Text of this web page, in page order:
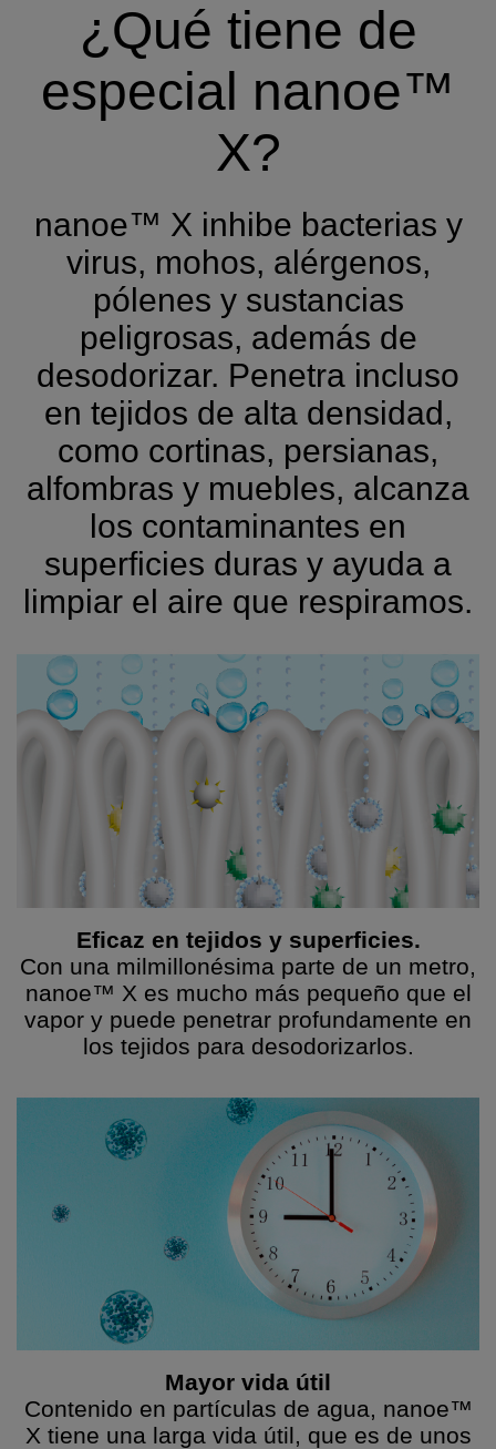
¿Qué tiene de
especial nanoe™
X?
nanoe™ X inhibe bacterias y
virus, mohos, alérgenos,
pólenes y sustancias
peligrosas, además de
desodorizar. Penetra incluso
en tejidos de alta densidad,
como cortinas, persianas,
alfombras y muebles, alcanza
los contaminantes en
superficies duras y ayuda a
limpiar el aire que respiramos.
Eficaz en tejidos y superficies.
Con una milmillonésima parte de un metro,
nanoe™ X es mucho más pequeño que el
vapor y puede penetrar profundamente en
los tejidos para desodorizarlos.
Mayor vida útil
Contenido en partículas de agua, nanoe™
X tiene una larga vida útil, que es de unos